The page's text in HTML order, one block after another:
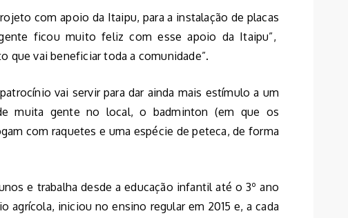
com apoio da Itaipu, para a instalação de placas
ficou muito feliz com esse apoio da Itaipu”,
que vai beneficiar toda a comunidade”.
vai servir para dar ainda mais estímulo a um
muita gente no local, o badminton (em que os
com raquetes e uma espécie de peteca, de forma
e trabalha desde a educação infantil até o 3º ano
agrícola, iniciou no ensino regular em 2015 e, a cada